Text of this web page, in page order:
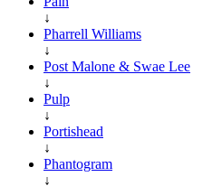
↓
Pharrell Williams
↓
Post Malone & Swae Lee
↓
Pulp
↓
Portishead
↓
Phantogram
↓